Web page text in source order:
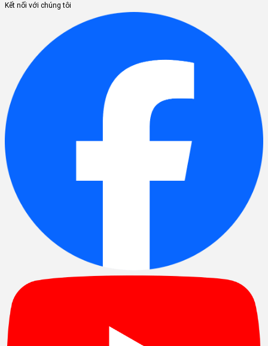
Kết nối với chúng tôi